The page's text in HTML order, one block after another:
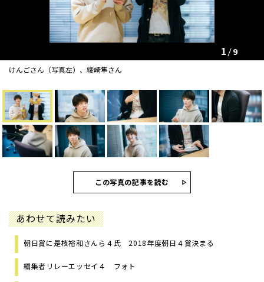
けんごさん（写真左）、綾崎隼さん
1 9
この写真の記事を読む
あわせて読みたい
朝日賞に是枝裕和さんら４氏 2018年度朝日４賞決まる
編集者リレーエッセイ４ フォト